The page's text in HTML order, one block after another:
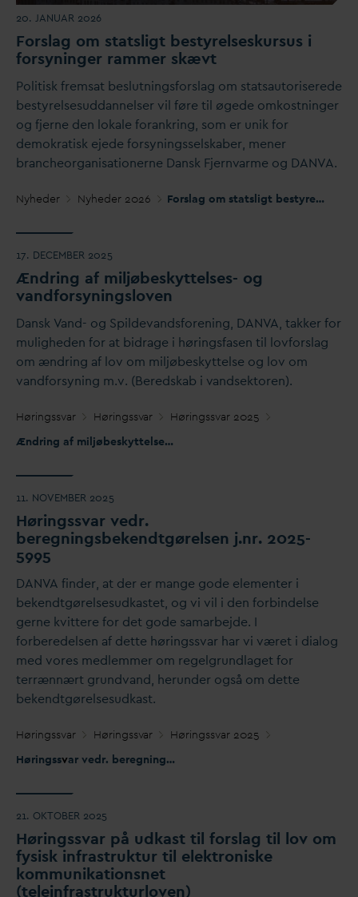
20. JANUAR 2026
Forslag om statsligt bestyrelseskursus i
forsyninger rammer skævt
Politisk fremsat beslutningsforslag om statsautoriserede
bestyrelsesuddannelser vil føre til øgede omkostninger
og fjerne den lokale forankring, som er unik for
demokratisk ejede forsyningsselskaber, mener
brancheorganisationerne Dansk Fjernvarme og DANVA.
Nyheder Nyheder 2026 Forslag om statsligt bestyrelseskursus i forsyninger rammer skævt
17. DECEMBER 2025
Ændring af miljøbeskyttelses- og
vandforsyningsloven
Dansk Vand- og Spildevandsforening, DANVA, takker for
muligheden for at bidrage i høringsfasen til lovforslag
om ændring af lov om miljøbeskyttelse og lov om
vandforsyning m.v. (Beredskab i vandsektoren).
Høringssvar Høringssvar Høringssvar 2025
Ændring af miljøbeskyttelses- og
11. NOVEMBER 2025
Høringssvar vedr.
beregningsbekendtgørelsen j.nr. 2025-
5995
DANVA finder, at der er mange gode elementer i
bekendtgørelsesudkastet, og vi vil i den forbindelse
gerne kvittere for det gode samarbejde. I
forberedelsen af dette høringssvar har vi været i dialog
med vores medlemmer om regelgrundlaget for
terrænnært grundvand, herunder også om dette
bekendtgørelsesudkast.
Høringssvar Høringssvar Høringssvar 2025
Høringssvar vedr. beregningsbekendtgørelsen j.nr. 2025-5995
21. OKTOBER 2025
Høringssvar på udkast til forslag til lov om
fysisk infrastruktur til elektroniske
kommunikationsnet
(teleinfrastrukturloven)